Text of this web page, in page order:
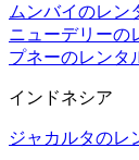
ムンバイのレン
ニューデリーの
プネーのレンタ
インドネシア
ジャカルタのレ